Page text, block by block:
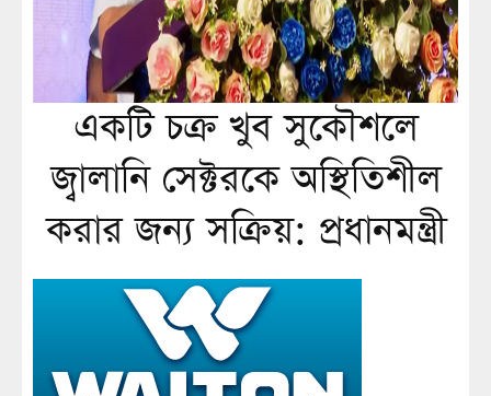
একটি চক্র খুব সুকৌশলে
জ্বালানি সেক্টরকে অস্থিতিশীল
করার জন্য সক্রিয়: প্রধানমন্ত্রী